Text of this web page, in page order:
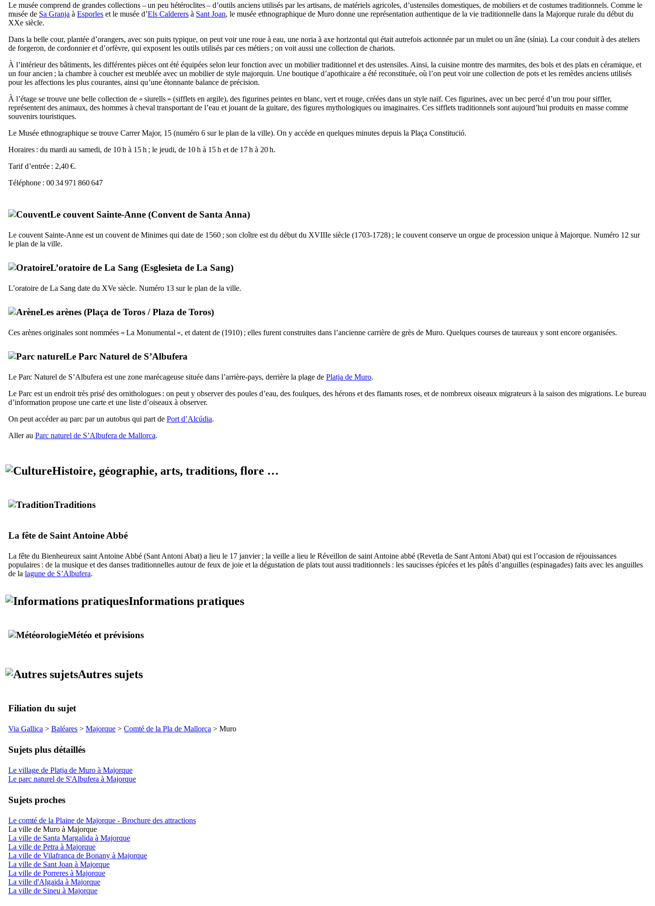
Le musée comprend de grandes collections – un peu hétéroclites – d’outils anciens utilisés par les artisans, de matériels agricoles, d’ustensiles domestiques, de mobiliers et de costumes traditionnels. Comme le
musée de Sa Granja à Esporles et le musée d’Els Calderers à Sant Joan, le musée ethnographique de Muro donne une représentation authentique de la vie traditionnelle dans la Majorque rurale du début du
XXe siècle.
Dans la belle cour, plantée d’orangers, avec son puits typique, on peut voir une roue à eau, une noria à axe horizontal qui était autrefois actionnée par un mulet ou un âne (sínia). La cour conduit à des ateliers
de forgeron, de cordonnier et d’orfèvre, qui exposent les outils utilisés par ces métiers ; on voit aussi une collection de chariots.
À l’intérieur des bâtiments, les différentes pièces ont été équipées selon leur fonction avec un mobilier traditionnel et des ustensiles. Ainsi, la cuisine montre des marmites, des bols et des plats en céramique, et
un four ancien ; la chambre à coucher est meublée avec un mobilier de style majorquin. Une boutique d’apothicaire a été reconstituée, où l’on peut voir une collection de pots et les remèdes anciens utilisés
pour les affections les plus courantes, ainsi qu’une étonnante balance de précision.
À l’étage se trouve une belle collection de « siurells » (sifflets en argile), des figurines peintes en blanc, vert et rouge, créées dans un style naïf. Ces figurines, avec un bec percé d’un trou pour siffler,
représentent des animaux, des hommes à cheval transportant de l’eau et jouant de la guitare, des figures mythologiques ou imaginaires. Ces sifflets traditionnels sont aujourd’hui produits en masse comme
souvenirs touristiques.
Le Musée ethnographique se trouve Carrer Major, 15 (numéro 6 sur le plan de la ville). On y accède en quelques minutes depuis la Plaça Constitució.
Horaires : du mardi au samedi, de 10 h à 15 h ; le jeudi, de 10 h à 15 h et de 17 h à 20 h.
Tarif d’entrée : 2,40 €.
Téléphone : 00 34 971 860 647
Le couvent Sainte-Anne (Convent de Santa Anna)
Le couvent Sainte-Anne est un couvent de Minimes qui date de 1560 ; son cloître est du début du XVIIIe siècle (1703-1728) ; le couvent conserve un orgue de procession unique à Majorque. Numéro 12 sur
le plan de la ville.
L’oratoire de La Sang (Esglesieta de La Sang)
L’oratoire de La Sang date du XVe siècle. Numéro 13 sur le plan de la ville.
Les arènes (Plaça de Toros /Plaza de Toros)
Ces arènes originales sont nommées « La Monumental », et datent de (1910) ; elles furent construites dans l’ancienne carrière de grès de Muro. Quelques courses de taureaux y sont encore organisées.
Le Parc Naturel de S’Albufera
Le Parc Naturel de S’Albufera est une zone marécageuse située dans l’arrière-pays, derrière la plage de Platja de Muro.
Le Parc est un endroit très prisé des ornithologues : on peut y observer des poules d’eau, des foulques, des hérons et des flamants roses, et de nombreux oiseaux migrateurs à la saison des migrations. Le bureau
d’information propose une carte et une liste d’oiseaux à observer.
On peut accéder au parc par un autobus qui part de Port d’Alcúdia.
Aller au Parc naturel de S’Albufera de Mallorca.
Histoire, géographie, arts, traditions, flore …
Traditions
La fête de Saint Antoine Abbé
La fête du Bienheureux saint Antoine Abbé (Sant Antoni Abat) a lieu le 17 janvier ; la veille a lieu le Réveillon de saint Antoine abbé (Revetla de Sant Antoni Abat) qui est l’occasion de réjouissances
populaires : de la musique et des danses traditionnelles autour de feux de joie et la dégustation de plats tout aussi traditionnels : les saucisses épicées et les pâtés d’anguilles (espinagades) faits avec les anguilles
de la lagune de S’Albufera.
Informations pratiques
Météo et prévisions
Autres sujets
Filiation du sujet
Via Gallica > Baléares > Majorque > Comté de la Pla de Mallorca > Muro
Sujets plus détaillés
Le village de Platja de Muro à Majorque
Le parc naturel de S'Albufera à Majorque
Sujets proches
Le comté de la Plaine de Majorque - Brochure des attractions
La ville de Muro à Majorque
La ville de Santa Margalida à Majorque
La ville de Petra à Majorque
La ville de Vilafranca de Bonany à Majorque
La ville de Sant Joan à Majorque
La ville de Porreres à Majorque
La ville d'Algaida à Majorque
La ville de Sineu à Majorque